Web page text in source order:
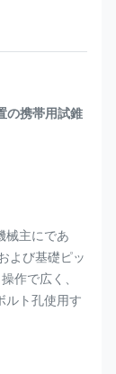
の携帯用試錐
械主にであ
よび基礎ピッ
作で広く、
ルト孔使用す